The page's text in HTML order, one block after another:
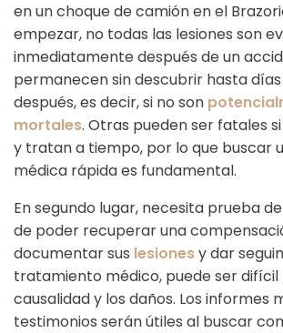
en un choque de camión en el
empezar, no todas las lesiones son
inmediatamente después de un
permanecen sin descubrir hasta
después, es decir, si no son
mortales. Otras pueden ser fatales
y tratan a tiempo, por lo que buscar
médica rápida es fundamental.
En segundo lugar, necesita prueba
de poder recuperar una
documentar sus lesionesy dar
tratamiento médico, puede ser
causalidad y los daños. Los informes
testimonios serán útiles al buscar